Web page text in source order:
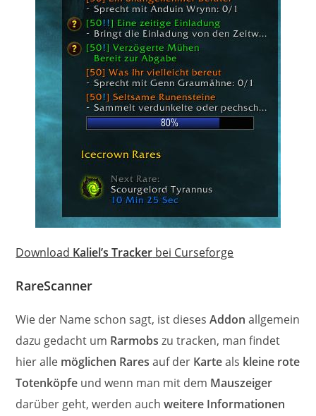
Download Kaliel’s Tracker bei Curseforge
RareScanner
Wie der Name schon sagt, ist diesesAddon allgemein
dazu gedacht um Rarmobs zu tracken, man findet
hier alle möglichen Raresauf der Karteals kleine rote
Totenköpfe und wenn man mit dem Mauszeiger
darüber geht, werden auchweitere Informationen